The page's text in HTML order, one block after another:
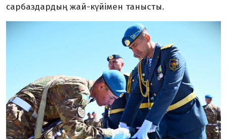
сарбаздардың жай-күйімен танысты.